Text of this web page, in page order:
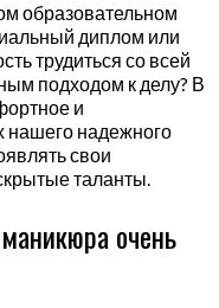
образовательном
диплом или
трудиться со всей
подходом к делу? В
и
нашего надежного
свои
таланты.
очень